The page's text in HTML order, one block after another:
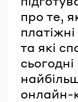
про те,
та які
онлайн-